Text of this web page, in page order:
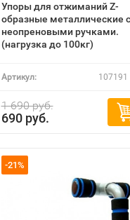
Упоры для отжиманий Z-
образные металлические с
неопреновыми ручками.
(нагрузка до 100кг)
Артикул: 107191
1 690 руб.
690 руб.
-21%